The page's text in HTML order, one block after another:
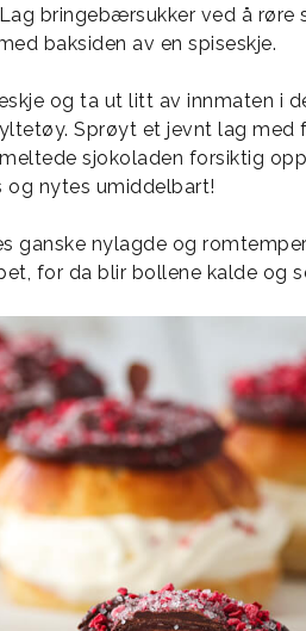
bringebærsukker ved å
baksiden av en spiseskje.
og ta ut litt av innmaten i
Sprøyt et jevnt lag med
sjokoladen forsiktig
og nytes umiddelbart!
ganske nylagde og
for da blir bollene kalde og